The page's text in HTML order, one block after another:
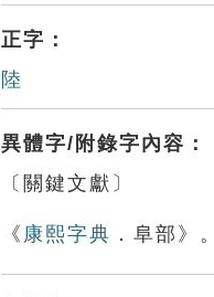
正字：
陸
異體字/附錄字內容：
〔關鍵文獻〕
《 康熙字典 ．阜部》。